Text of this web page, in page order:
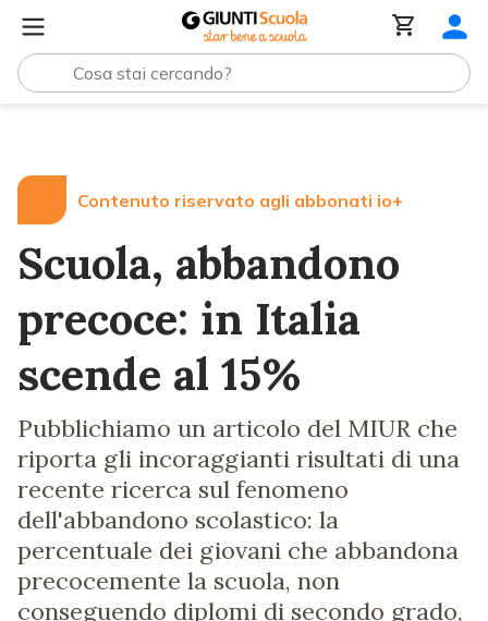
Contenuto riservato agli abbonati io+
Scuola, abbandono
precoce: in Italia
scende al 15%
Pubblichiamo un articolo del MIUR che
riporta gli incoraggianti risultati di una
recente ricerca sul fenomeno
dell'abbandono scolastico: la
percentuale dei giovani che abbandona
precocemente la scuola, non
conseguendo diplomi di secondo grado,